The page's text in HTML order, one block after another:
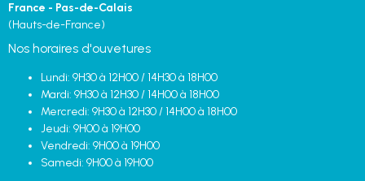
France - Pas-de-Calais
(Hauts-de-France)
Nos horaires d'ouvetures
Lundi: 9H30 à 12H00 / 14H30 à 18H00
Mardi: 9H30 à 12H30 / 14H00 à 18H00
Mercredi: 9H30 à 12H30 / 14H00 à 18H00
Jeudi: 9H00 à 19H00
Vendredi: 9H00 à 19H00
Samedi: 9H00 à 19H00